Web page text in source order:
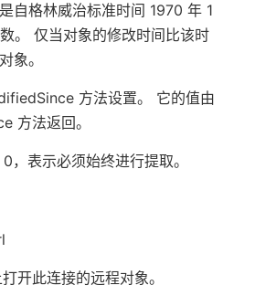
自格林威治标准时间 1970 年 1
。 仅当对象的修改时间比该时
象。
方法设置。 它的值由
方法返回。
，表示必须始终进行提取。
开此连接的远程对象。